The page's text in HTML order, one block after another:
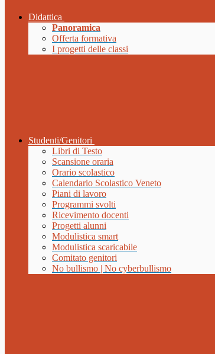
Didattica
Panoramica
Offerta formativa
I progetti delle classi
Studenti/Genitori
Libri di Testo
Scansione oraria
Orario scolastico
Calendario Scolastico Veneto
Piani di lavoro
Programmi svolti
Ricevimento docenti
Progetti alunni
Modulistica smart
Modulistica scaricabile
Comitato genitori
No bullismo | No cyberbullismo